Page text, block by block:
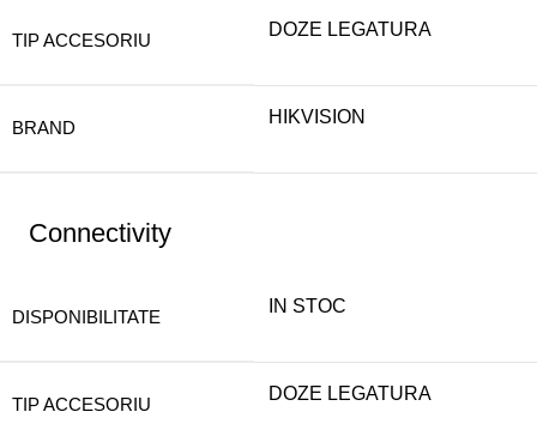
TIP ACCESORIU
DOZE LEGATURA
BRAND
HIKVISION
Connectivity
DISPONIBILITATE
IN STOC
TIP ACCESORIU
DOZE LEGATURA